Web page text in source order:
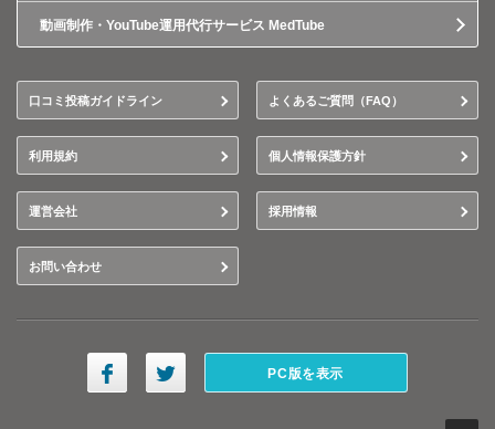
動画制作・YouTube運用代行サービス MedTube
口コミ投稿ガイドライン よくあるご質問（FAQ）
利用規約 個人情報保護方針
運営会社 採用情報
お問い合わせ
PC版を表示